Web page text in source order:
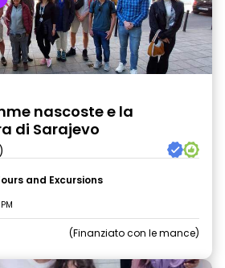
nascoste e la
di Sarajevo
and Excursions
Finanziato con le mance